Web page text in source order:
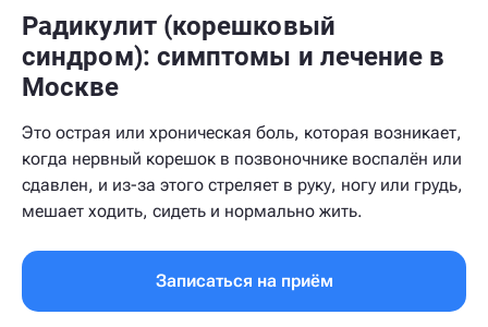
Радикулит (корешковый
синдром): симптомы и лечение в
Москве
Это острая или хроническая боль, которая возникает,
когда нервный корешок в позвоночнике воспалён или
сдавлен, и из-за этого стреляет в руку, ногу или грудь,
мешает ходить, сидеть и нормально жить.
Записаться на приём